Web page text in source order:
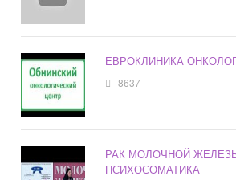
ЕВРОКЛИНИКА
8637
РАК МОЛОЧНОЙ
ПСИХОСОМАТИКА